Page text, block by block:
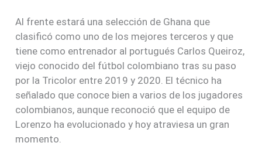
Al frente estará una selección de Ghana que
clasificó como uno de los mejores terceros y que
tiene como entrenador al portugués Carlos Queiroz,
viejo conocido del fútbol colombiano tras su paso
por la Tricolor entre 2019 y 2020. El técnico ha
señalado que conoce bien a varios de los jugadores
colombianos, aunque reconoció que el equipo de
Lorenzo ha evolucionado y hoy atraviesa un gran
momento.